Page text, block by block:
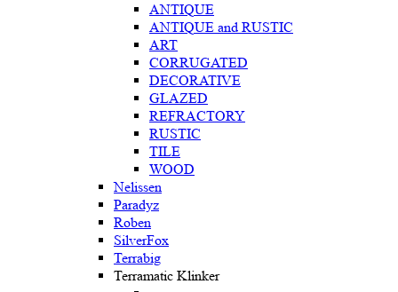
ANTIQUE
ANTIQUE and RUSTIC
ART
CORRUGATED
DECORATIVE
GLAZED
REFRACTORY
RUSTIC
TILE
WOOD
Nelissen
Paradyz
Roben
SilverFox
Terrabig
Terramatic Klinker